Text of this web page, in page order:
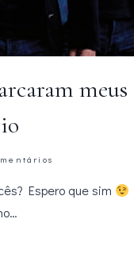
meus
Espero que sim